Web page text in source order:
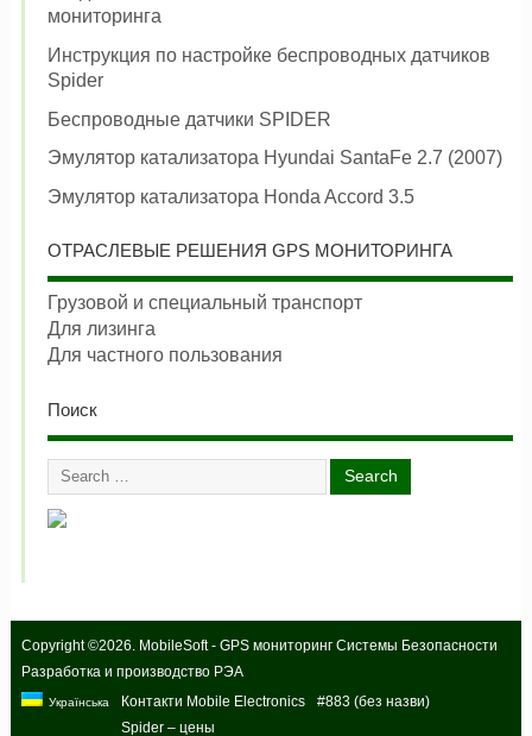
мониторинга
Инструкция по настройке беспроводных датчиков
Spider
Беспроводные датчики SPIDER
Эмулятор катализатора Hyundai SantaFe 2.7 (2007)
Эмулятор катализатора Honda Accord 3.5
ОТРАСЛЕВЫЕ РЕШЕНИЯ GPS МОНИТОРИНГА
Грузовой и специальный транспорт
Для лизинга
Для частного пользования
Поиск
Copyright ©2026. MobileSoft - GPS мониторинг Системы Безопасности
Разработка и производство РЭА
Українська Контакти Mobile Electronics
#883 (без назви)
Spider – цены